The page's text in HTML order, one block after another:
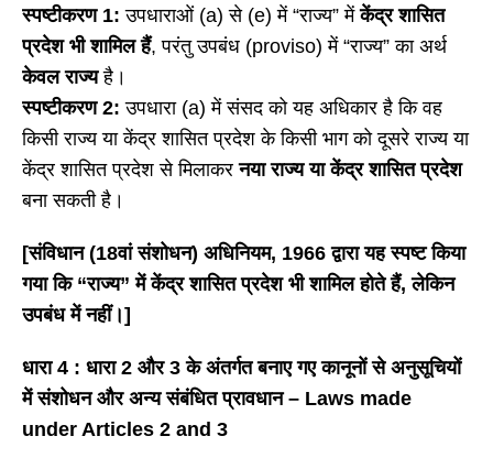
स्पष्टीकरण 1: उपधाराओं (a) से (e) में “राज्य” मेंकेंद्र शासित
प्रदेश भी शामिल हैं, परंतु उपबंध (proviso) में “राज्य” का अर्थ
केवल राज्यहै।
स्पष्टीकरण 2: उपधारा (a) में संसद को यह अधिकार है कि वह
किसी राज्य या केंद्र शासित प्रदेश के किसी भाग को दूसरे राज्य या
केंद्र शासित प्रदेश से मिलाकरनया राज्य या केंद्र शासित प्रदेश
बना सकती है।
[संविधान (18वां संशोधन) अधिनियम, 1966 द्वारा यह स्पष्ट किया
गया कि “राज्य” में केंद्र शासित प्रदेश भी शामिल होते हैं, लेकिन
उपबंध में नहीं।]
धारा 4 : धारा 2 और 3 के अंतर्गत बनाए गए कानूनों से अनुसूचियों
में संशोधन और अन्य संबंधित प्रावधान – Laws made
under Articles 2 and 3